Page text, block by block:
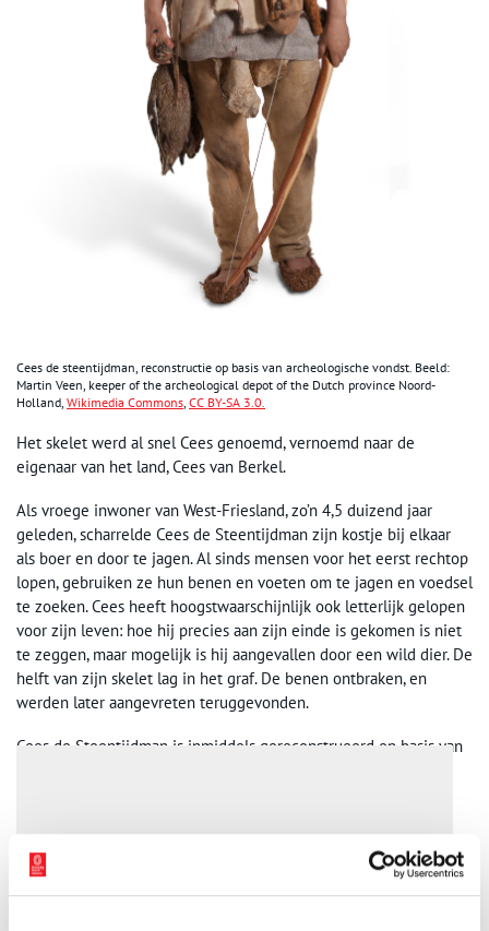
Cees de steentijdman, reconstructie op basis van archeologische vondst. Beeld:
Martin Veen, keeper of the archeological depot of the Dutch province Noord-
Holland, Wikimedia Commons CC BY-SA 3.0.
Het skelet werd al snel Cees genoemd, vernoemd naar de
eigenaar van het land, Cees van Berkel.
Als vroege inwoner van West-Friesland, zo’n 4,5 duizend jaar
geleden, scharrelde Cees de Steentijdman zijn kostje bij elkaar
als boer en door te jagen. Al sinds mensen voor het eerst rechtop
lopen, gebruiken ze hun benen en voeten om te jagen en voedsel
te zoeken. Cees heeft hoogstwaarschijnlijk ook letterlijk gelopen
voor zijn leven: hoe hij precies aan zijn einde is gekomen is niet
te zeggen, maar mogelijk is hij aangevallen door een wild dier. De
helft van zijn skelet lag in het graf. De benen ontbraken, en
werden later aangevreten teruggevonden.
Cees de Steentijdman is inmiddels gereconstrueerd op basis van
cookies to watch this